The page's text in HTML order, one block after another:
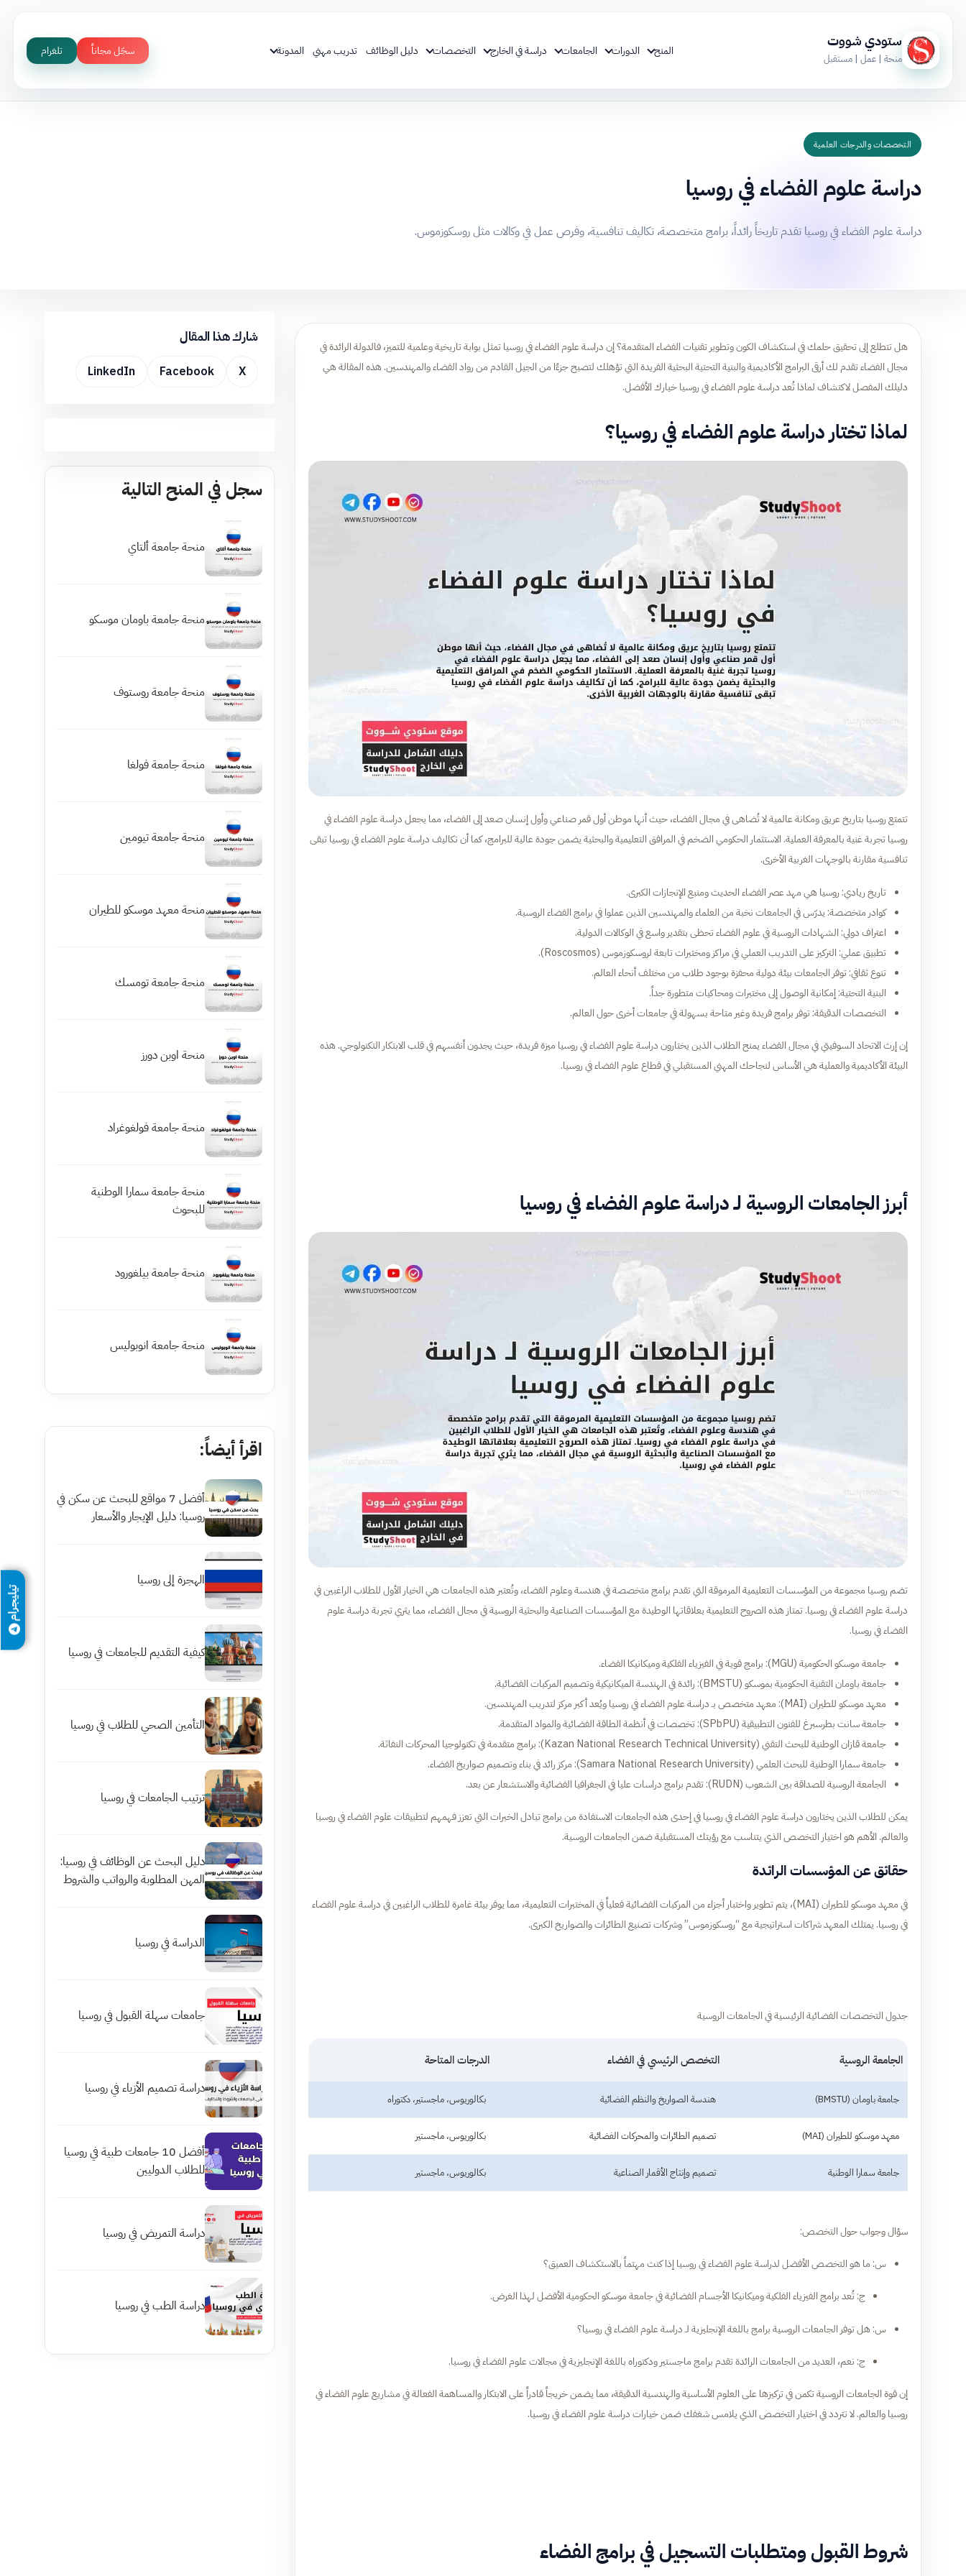
ستودي شووت
منحة | عمل | مستقبل
المنح الدورات الجامعات دراسة في الخارج التخصصات دليل الوظائف تدريب مهني المدونة سجّل مجاناً تلغرام
التخصصات والدرجات العلمية
دراسة علوم الفضاء في روسيا
دراسة علوم الفضاء في روسيا تقدم تاريخاً رائداً، برامج متخصصة، تكاليف تنافسية، وفرص عمل في وكالات مثل روسكوزموس.
هل تتطلع إلى تحقيق حلمك في استكشاف الكون وتطوير تقنيات الفضاء المتقدمة؟ إن دراسة علوم الفضاء في روسيا تمثل بوابة تاريخية وعلمية للتميز، فالدولة الرائدة في
مجال الفضاء تقدم لك أرقى البرامج الأكاديمية والبنية التحتية البحثية الفريدة التي تؤهلك لتصبح جزءًا من الجيل القادم من رواد الفضاء والمهندسين. هذه المقالة هي
دليلك المفصل لاكتشاف لماذا تُعد دراسة علوم الفضاء في روسيا خيارك الأفضل.
لماذا تختار دراسة علوم الفضاء في روسيا؟
تتمتع روسيا بتاريخ عريق ومكانة عالمية لا تُضاهى في مجال الفضاء، حيث أنها موطن أول قمر صناعي وأول إنسان صعد إلى الفضاء، مما يجعل دراسة علوم الفضاء في
روسيا تجربة غنية بالمعرفة العملية. الاستثمار الحكومي الضخم في المرافق التعليمية والبحثية يضمن جودة عالية للبرامج، كما أن تكاليف دراسة علوم الفضاء في روسيا تبقى
تنافسية مقارنة بالوجهات الغربية الأخرى.
تاريخ ريادي: روسيا هي مهد عصر الفضاء الحديث ومنبع الإنجازات الكبرى.
كوادر متخصصة: يدرّس في الجامعات نخبة من العلماء والمهندسين الذين عملوا في برامج الفضاء الروسية.
اعتراف دولي: الشهادات الروسية في علوم الفضاء تحظى بتقدير واسع في الوكالات الدولية.
تطبيق عملي: التركيز على التدريب العملي في مراكز ومختبرات تابعة لروسكوزموس (Roscosmos).
تنوع ثقافي: توفر الجامعات بيئة دولية محفزة بوجود طلاب من مختلف أنحاء العالم.
البنية التحتية: إمكانية الوصول إلى مختبرات ومحاكيات متطورة جداً.
التخصصات الدقيقة: توفر برامج فريدة وغير متاحة بسهولة في جامعات أخرى حول العالم.
إن إرث الاتحاد السوفيتي في مجال الفضاء يمنح الطلاب الذين يختارون دراسة علوم الفضاء في روسيا ميزة فريدة، حيث يجدون أنفسهم في قلب الابتكار التكنولوجي. هذه
البيئة الأكاديمية والعملية هي الأساس لنجاحك المهني المستقبلي في قطاع علوم الفضاء في روسيا.
أبرز الجامعات الروسية لـ دراسة علوم الفضاء في روسيا
تضم روسيا مجموعة من المؤسسات التعليمية المرموقة التي تقدم برامج متخصصة في هندسة وعلوم الفضاء، وتُعتبر هذه الجامعات هي الخيار الأول للطلاب الراغبين في
دراسة علوم الفضاء في روسيا. تمتاز هذه الصروح التعليمية بعلاقاتها الوطيدة مع المؤسسات الصناعية والبحثية الروسية في مجال الفضاء، مما يثري تجربة دراسة علوم
الفضاء في روسيا.
جامعة موسكو الحكومية (MGU): برامج قوية في الفيزياء الفلكية وميكانيكا الفضاء.
جامعة باومان التقنية الحكومية بموسكو (BMSTU): رائدة في الهندسة الميكانيكية وتصميم المركبات الفضائية.
معهد موسكو للطيران (MAI): معهد متخصص بـ دراسة علوم الفضاء في روسيا ويُعد أكبر مركز لتدريب المهندسين.
جامعة سانت بطرسبرغ للفنون التطبيقية (SPbPU): تخصصات في أنظمة الطاقة الفضائية والمواد المتقدمة.
جامعة قازان الوطنية للبحث التقني (Kazan National Research Technical University): برامج متقدمة في تكنولوجيا المحركات النفاثة.
جامعة سمارا الوطنية للبحث العلمي (Samara National Research University): مركز رائد في بناء وتصميم صواريخ الفضاء.
الجامعة الروسية للصداقة بين الشعوب (RUDN): تقدم برامج دراسات عليا في الجغرافيا الفضائية والاستشعار عن بعد.
يمكن للطلاب الذين يختارون دراسة علوم الفضاء في روسيا في إحدى هذه الجامعات الاستفادة من برامج تبادل الخبرات التي تعزز فهمهم لتطبيقات علوم الفضاء في روسيا
والعالم. الأهم هو اختيار التخصص الذي يتناسب مع رؤيتك المستقبلية ضمن الجامعات الروسية.
حقائق عن المؤسسات الرائدة
في معهد موسكو للطيران (MAI)، يتم تطوير واختبار أجزاء من المركبات الفضائية فعلياً في المختبرات التعليمية، مما يوفر بيئة غامرة للطلاب الراغبين في دراسة علوم الفضاء
في روسيا. يمتلك المعهد شراكات استراتيجية مع “روسكوزموس” وشركات تصنيع الطائرات والصواريخ الكبرى.
جدول التخصصات الفضائية الرئيسية في الجامعات الروسية
الجامعة الروسية التخصص الرئيسي في الفضاء الدرجات المتاحة
جامعة باومان (BMSTU) هندسة الصواريخ والنظم الفضائية بكالوريوس، ماجستير، دكتوراه
معهد موسكو للطيران (MAI) تصميم الطائرات والمحركات الفضائية بكالوريوس، ماجستير
جامعة سمارا الوطنية تصميم وإنتاج الأقمار الصناعية بكالوريوس، ماجستير
سؤال وجواب حول التخصص:
س: ما هو التخصص الأفضل لدراسة علوم الفضاء في روسيا إذا كنت مهتماً بالاستكشاف العميق؟
ج: تُعد برامج الفيزياء الفلكية وميكانيكا الأجسام الفضائية في جامعة موسكو الحكومية الأفضل لهذا الغرض.
س: هل توفر الجامعات الروسية برامج باللغة الإنجليزية لـ دراسة علوم الفضاء في روسيا؟
ج: نعم، العديد من الجامعات الرائدة تقدم برامج ماجستير ودكتوراه باللغة الإنجليزية في مجالات علوم الفضاء في روسيا.
إن قوة الجامعات الروسية تكمن في تركيزها على العلوم الأساسية والهندسية الدقيقة، مما يضمن خريجاً قادراً على الابتكار والمساهمة الفعالة في مشاريع علوم الفضاء في
روسيا والعالم. لا تتردد في اختيار التخصص الذي يلامس شغفك ضمن خيارات دراسة علوم الفضاء في روسيا.
شروط القبول ومتطلبات التسجيل في برامج الفضاء
شارك هذا المقال
X
Facebook
LinkedIn
سجل في المنح التالية
منحة جامعة ألتاي
منحة جامعة باومان موسكو
منحة جامعة روستوف
منحة جامعة فولغا
منحة جامعة تيومين
منحة معهد موسكو للطيران
منحة جامعة تومسك
منحة اوبن دورز
منحة جامعة فولغوغراد
منحة جامعة سمارا الوطنية
للبحوث
منحة جامعة بيلغورود
منحة جامعة انوبوليس
اقرأ أيضاً:
أفضل 7 مواقع للبحث عن سكن في
روسيا: دليل الإيجار والأسعار
الهجرة إلى روسيا
كيفية التقديم للجامعات في روسيا
التأمين الصحي للطلاب في روسيا
ترتيب الجامعات في روسيا
دليل البحث عن الوظائف في روسيا:
المهن المطلوبة والرواتب والشروط
الدراسة في روسيا
جامعات سهلة القبول في روسيا
دراسة تصميم الأزياء في روسيا
أفضل 10 جامعات طبية في روسيا
للطلاب الدوليين
دراسة التمريض في روسيا
دراسة الطب في روسيا
تيليجرام